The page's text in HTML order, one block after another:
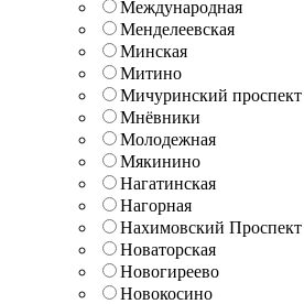
Международная
Менделеевская
Минская
Митино
Мичуринский проспект
Мнёвники
Молодежная
Мякинино
Нагатинская
Нагорная
Нахимовский Проспект
Новаторская
Новогиреево
Новокосино